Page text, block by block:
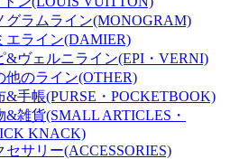
グラムライン(MONOGRAM)
エライン(DAMIER)
&ヴェルニライン(EPI・VERNI)
他のライン(OTHER)
&手帳(PURSE・POCKETBOOK)
&雑貨(SMALL ARTICLES・
KNACK)
セサリー(ACCESSORIES)